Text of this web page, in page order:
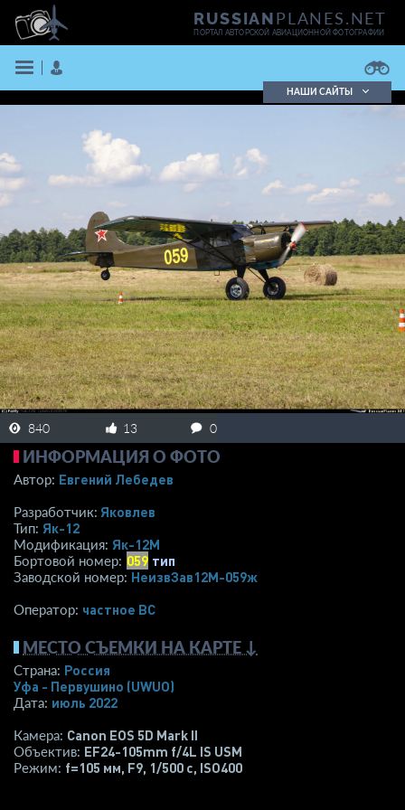
RUSSIANPLANES.NET
ПОРТАЛ АВТОРСКОЙ АВИАЦИОННОЙ ФОТОГРАФИИ
ВОЙТИ
ЗАРЕГИСТРИРОВАТЬСЯ
Кратко
Подробно
НАШИ САЙТЫ
840 13 0
ИНФОРМАЦИЯ О ФОТО
Автор: Евгений Лебедев
Разработчик: Яковлев
Тип: Як-12
Модификация: Як-12М
Бортовой номер: 059 тип
Заводской номер: НеизвЗав12М-059ж
Оператор: ­частное ВС­
МЕСТО СЪЕМКИ НА КАРТЕ ↓
Страна: Россия
Уфа - Первушино (UWUO)
Дата: июль 2022
Камера: Canon EOS 5D Mark II
Объектив: EF24-105mm f/4L IS USM
Режим: f=105 мм, F9, 1/500 с, ISO400